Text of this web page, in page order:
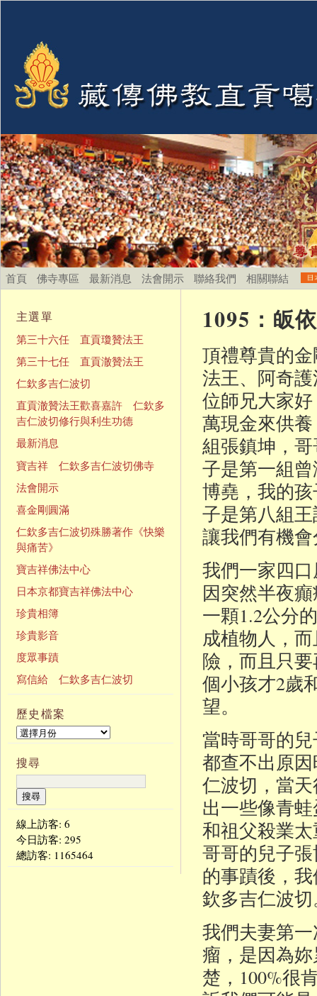
首頁 佛寺專區 最新消息 法會開示 聯絡我們 相關聯結
1095：皈
頂禮尊貴的
法王、阿奇
位師兄大家
萬現金來供
組張鎮坤，
子是第一組
博堯，我的
子是第八組
讓我們有機
我們一家四
因突然半夜
一顆1.2公分
成植物人，
險，而且只
個小孩才2歲
望。
當時哥哥的
都查不出原
仁波切，當
出一些像青
和祖父殺業
哥哥的兒子
的事蹟後，
欽多吉仁波
我們夫妻第
瘤，是因為
楚，100%很
主選單
第三十六任 直貢瓊贊法王
第三十七任 直貢澈贊法王
仁欽多吉仁波切
直貢澈贊法王歡喜嘉許 仁欽多
吉仁波切修行與利生功德
最新消息
寶吉祥 仁欽多吉仁波切佛寺
法會開示
喜金剛圓滿
仁欽多吉仁波切殊勝著作《快樂
與痛苦》
寶吉祥佛法中心
日本京都寶吉祥佛法中心
珍貴相簿
珍貴影音
度眾事蹟
寫信給 仁欽多吉仁波切
歷史檔案
搜尋
線上訪客: 6
今日訪客: 295
總訪客: 1165464